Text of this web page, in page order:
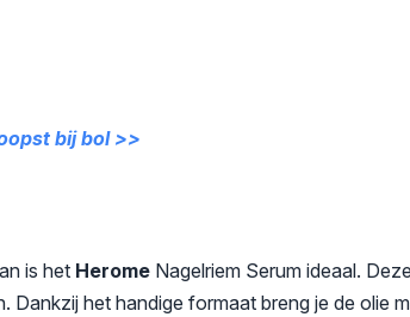
bij bol >>
is het Herome Nagelriem Serum ideaal.
Dankzij het handige formaat breng je de olie